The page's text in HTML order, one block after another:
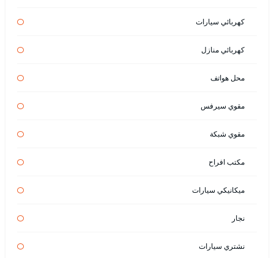
كهربائي سيارات
كهربائي منازل
محل هواتف
مقوي سيرفس
مقوي شبكة
مكتب افراح
ميكانيكي سيارات
نجار
نشتري سيارات